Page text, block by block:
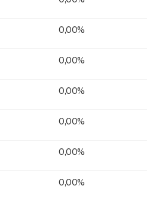
0,00%
0,00%
0,00%
0,00%
0,00%
0,00%